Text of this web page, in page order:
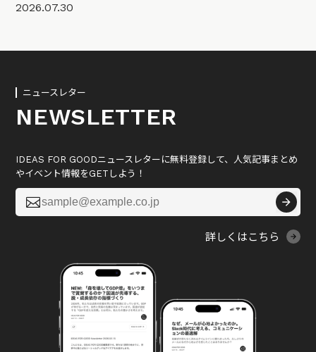
2026.07.30
ニュースレター
NEWSLETTER
IDEAS FOR GOODニュースレターに無料登録して、人気記事まとめ
やイベント情報をGETしよう！

詳しくはこちら